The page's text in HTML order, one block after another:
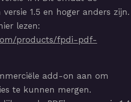
1.5 en hoger anders zijn.
lezen:
products/fpdi-pdf-
add-on aan om
te kunnen mergen.